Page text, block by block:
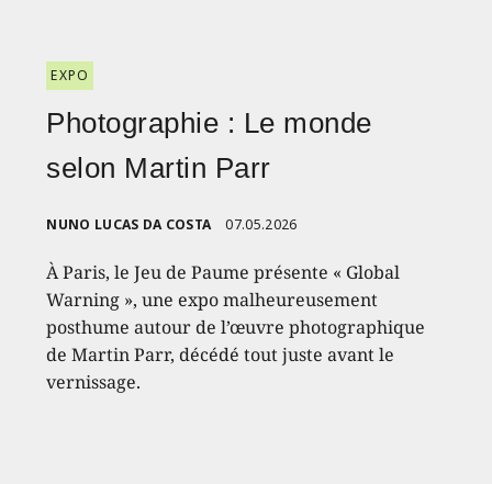
EXPO
Photographie : Le monde
selon Martin Parr
NUNO LUCAS DA COSTA 07.05.2026
À Paris, le Jeu de Paume présente « Global
Warning », une expo malheureusement
posthume autour de l’œuvre photographique
de Martin Parr, décédé tout juste avant le
vernissage.